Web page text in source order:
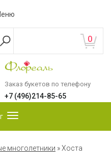
0
Заказ букетов по телефону
+7 (496)214-85-65
многолетники »Хоста